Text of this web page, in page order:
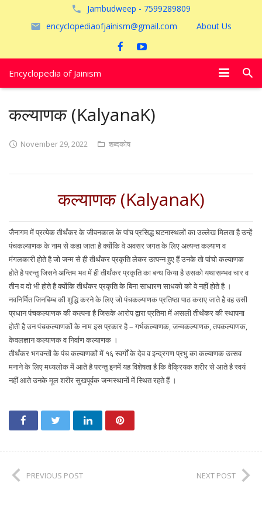
Jambudweep - 7599289809
encyclopediaofjainism@gmail.com
About Us
Encyclopedia of Jainism
कल्याणक (KalyanaK)
November 29, 2022 शब्दकोष
कल्याणक (KalyanaK)
जैनागम में प्रत्येक तीर्थंकर के जीवनकाल के पांच प्रसिद्ध घटनास्थलों का उल्लेख मिलता है उन्हें
पंचकल्याणक के नाम से कहा जाता है क्योंकि वे अवसर जगत के लिए अत्यन्त कल्याण व
मंगलकारी होते है जो जन्म से ही तीर्थंकर प्रकृति लेकर उत्पन्न हुए हैं उनके तो पांचो कल्याणक
होते है परन्तु जिसने अन्तिम भव में ही तीर्थंकर प्रकृति का बन्ध किया है उसको यथासम्भव चार व
तीन व दो भी होते है क्योंकि तीर्थंकर प्रकृति के बिना साधारण साधको को वे नहीं होते है ।
नवनिर्मित जिनबिम्ब की शुद्धि करने के लिए जो पंचकल्याणक प्रतिष्ठा पाठ कराए जाते है वह उसी
प्रधान पंचकल्याणक की कल्पना है जिसके आरोप द्वारा प्रतिमा में असली तीर्थंकर की स्थापना
होती है उन पंचकल्याणकों के नाम इस प्रकार है – गर्भकल्याणक, जन्मकल्याणक, तपकल्याणक,
केवलज्ञान कल्याणक व निर्वाण कल्याणक ।
तीर्थंकर भगवन्तों के पंच कल्याणकों में १६ स्वर्गों के देव व इन्द्रगण प्रभु का कल्याणक उत्सव
मनाने के लिए मध्यलोक में आते है परन्तु इनमें यह विशेषता है कि वैक्रियक शरीर से आते है स्वयं
नहीं आते उनके मूल शरीर सुखपूर्वक जन्मस्थानों में स्थित रहते हैं ।
PREVIOUS POST NEXT POST